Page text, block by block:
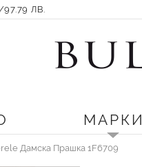
ЛВ.
МАРКИ
Дамска Прашка 1F6709